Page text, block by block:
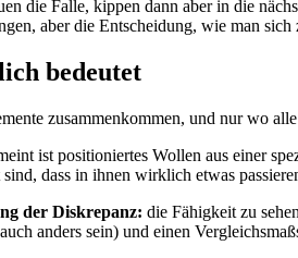
die Falle, kippen dann aber in die
aber die Entscheidung, wie man
bedeutet
zusammenkommen, und nur wo
ist positioniertes Wollen aus einer
dass in ihnen wirklich etwas
der Diskrepanz: die Fähigkeit zu
anders sein) und einen